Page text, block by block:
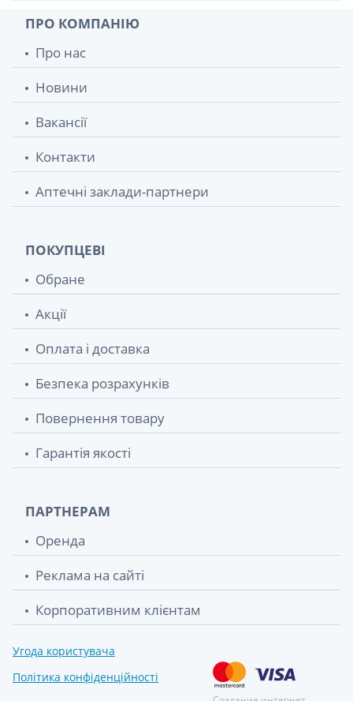
ПРО КОМПАНІЮ
Про нас
Новини
Вакансії
Контакти
Аптечні заклади-партнери
ПОКУПЦЕВІ
Обране
Акції
Оплата і доставка
Безпека розрахунків
Повернення товару
Гарантія якості
ПАРТНЕРАМ
Оренда
Реклама на сайті
Корпоративним клієнтам
Угода користувача
Політика конфіденційності